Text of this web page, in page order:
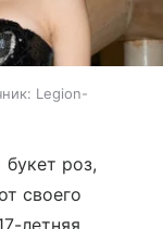
Legion-
роз,
своего
летняя